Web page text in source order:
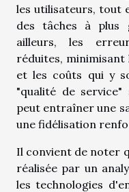
les utilisateurs, tout
des tâches à plus
ailleurs, les
réduites,
et les coûts qui y
"qualité de
peut entraîner une
une fidélisation
Il convient de noter
réalisée par un
les technologies